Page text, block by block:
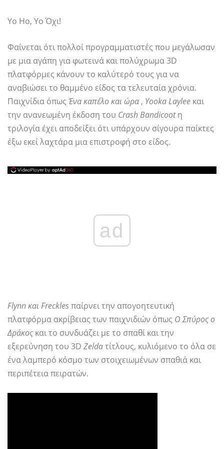
Yo Ho, Yo Όχι!
Φαίνεται ότι πολλοί προγραμματιστές που μεγάλωσαν
με μια αγάπη για φωτεινά και πολύχρωμα 3D
πλατφόρμες κάνουν το καλύτερό τους για να
αναβιώσει το θαμμένο είδος τα τελευταία χρόνια.
Παιχνίδια όπως Ένα καπέλο και ώρα , Yooka Laylee και
την ανανεωμένη έκδοση του Crash Bandicootη
τριλογία έχει αποδείξει ότι υπάρχουν σίγουρα παίκτες
έξω εκεί λαχτάρα μια επιστροφή στο είδος.
ad
Flynn και Frecklesπαίρνει την απογοητευτική
πλατφόρμα ακρίβειας των παιχνιδιών όπως Ο Σπύρος ο
Δράκος και το συνδυάζει με το σπαθί και την
εξερεύνηση του 3D Zeldaτίτλους, κυλιόμενο το όλα σε
ένα λαμπερό κόσμο των στοιχειωμένων σπαθιά και
περιπέτεια πειρατών.